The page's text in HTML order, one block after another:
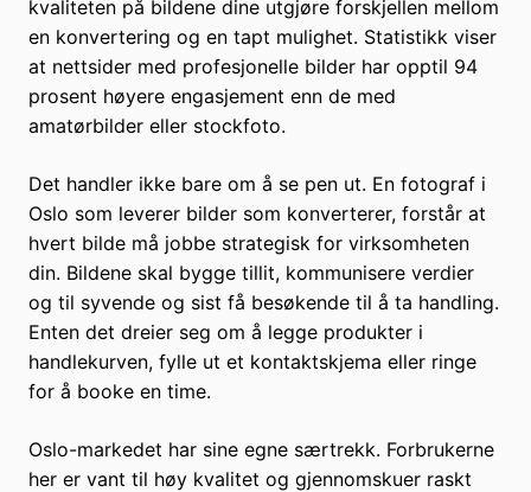
kvaliteten på bildene dine utgjøre forskjellen mellom
en konvertering og en tapt mulighet. Statistikk viser
at nettsider med profesjonelle bilder har opptil 94
prosent høyere engasjement enn de med
amatørbilder eller stockfoto.
Det handler ikke bare om å se pen ut. En fotograf i
Oslo som leverer bilder som konverterer, forstår at
hvert bilde må jobbe strategisk for virksomheten
din. Bildene skal bygge tillit, kommunisere verdier
og til syvende og sist få besøkende til å ta handling.
Enten det dreier seg om å legge produkter i
handlekurven, fylle ut et kontaktskjema eller ringe
for å booke en time.
Oslo-markedet har sine egne særtrekk. Forbrukerne
her er vant til høy kvalitet og gjennomskuer raskt